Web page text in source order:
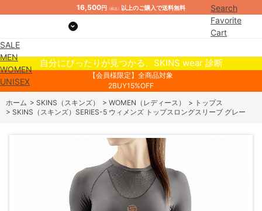
16,500円 （税込） 以上のご購入で送料無料
Search
Favorite
Cart
SALE
MEN
WOMEN
UNISEX
自分にぴったりが見つかる、SKINS wear 診断
【会員様限定】全商品対象
2BUY15%OFF
ホーム > SKINS（スキンズ） > WOMEN（レディース） > トップス
> SKINS（スキンズ）SERIES-5 ウィメンズ トップスロングスリーブ グレー